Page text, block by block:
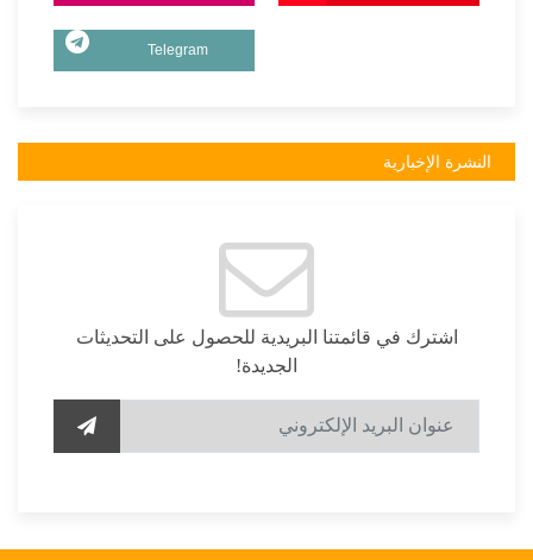
Telegram
النشرة الإخبارية
اشترك في قائمتنا البريدية للحصول على التحديثات
الجديدة!